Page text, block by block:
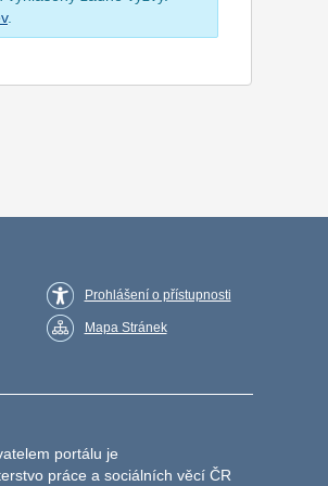
.
Prohlášení o přístupnosti
Mapa Stránek
portálu je
práce a sociálních věcí ČR